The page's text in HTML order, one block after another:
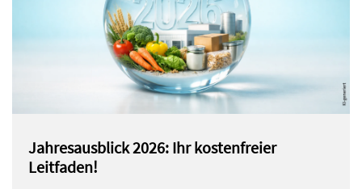
Jahresausblick 2026: Ihr kostenfreier
Leitfaden!